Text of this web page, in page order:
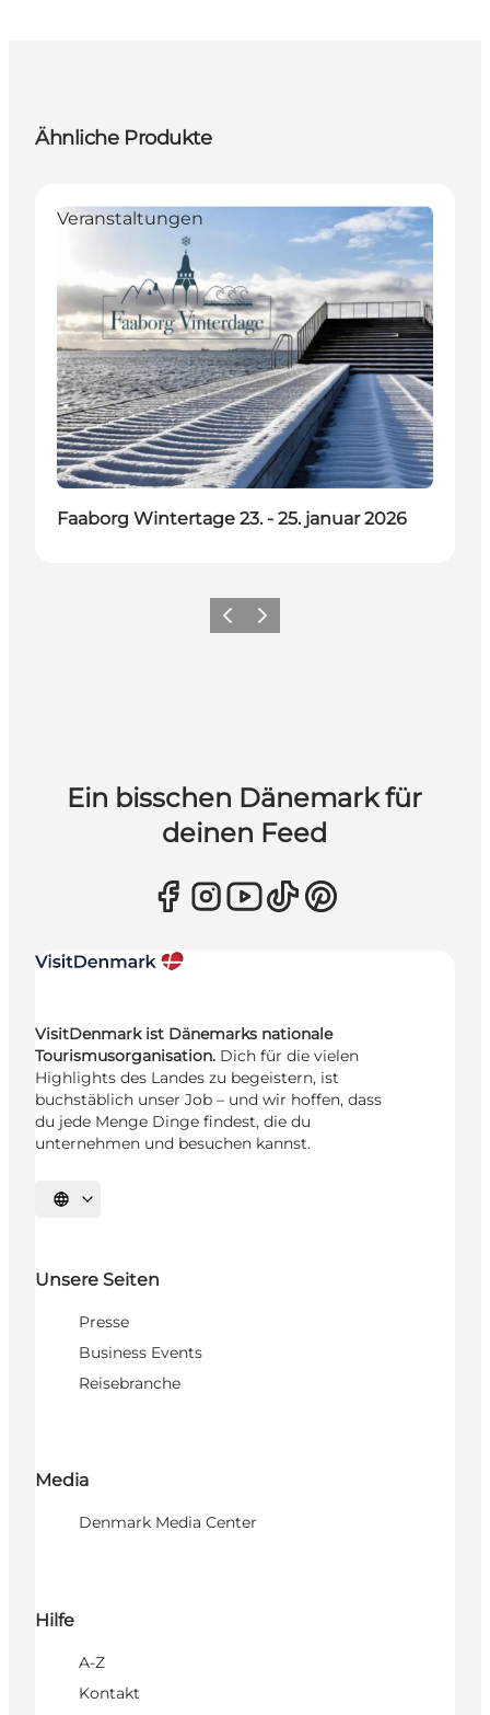
Ähnliche Produkte
Veranstaltungen
Faaborg Wintertage 23. - 25. januar 2026
ZurückWeiter
Ein bisschen Dänemark für
deinen Feed
VisitDenmark ist Dänemarks nationale
Tourismusorganisation. Dich für die vielen
Highlights des Landes zu begeistern, ist
buchstäblich unser Job – und wir hoffen, dass
du jede Menge Dinge findest, die du
unternehmen und besuchen kannst.
Sprache auswählen
Unsere Seiten
Presse
Business Events
Reisebranche
Media
Denmark Media Center
Hilfe
A-Z
Kontakt